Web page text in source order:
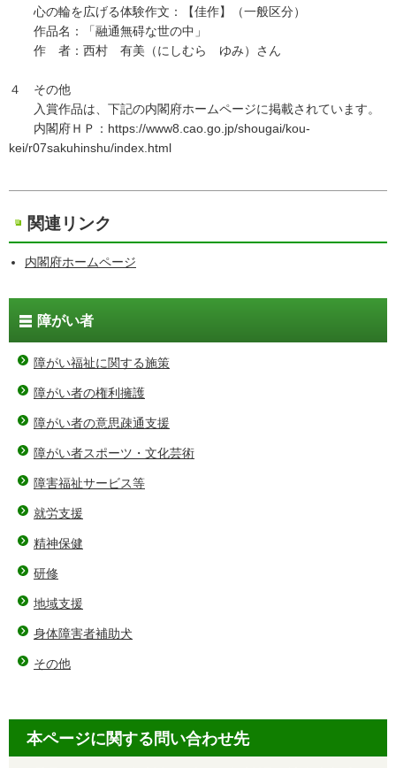
心の輪を広げる体験作文：【佳作】（一般区分）
作品名：「融通無碍な世の中」
作 者：西村 有美（にしむら ゆみ）さん
４ その他
入賞作品は、下記の内閣府ホームページに掲載されています。
内閣府ＨＰ：https://www8.cao.go.jp/shougai/kou-
kei/r07sakuhinshu/index.html
関連リンク
内閣府ホームページ
障がい者
障がい福祉に関する施策
障がい者の権利擁護
障がい者の意思疎通支援
障がい者スポーツ・文化芸術
障害福祉サービス等
就労支援
精神保健
研修
地域支援
身体障害者補助犬
その他
本ページに関する問い合わせ先